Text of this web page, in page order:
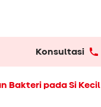
Konsultasi
Bakteri pada Si Kecil